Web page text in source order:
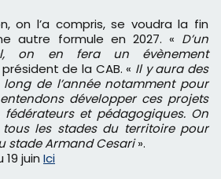
on l’a compris, se voudra la fin
autre formule en 2027. « D’un
on en fera un évènement
de la CAB. « Il y aura des
de l’année notamment pour
développer ces projets
fédérateurs et pédagogiques. On
les stades du territoire pour
stade Armand Cesari».
19 juin Ici